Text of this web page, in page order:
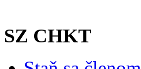
SZ CHKT